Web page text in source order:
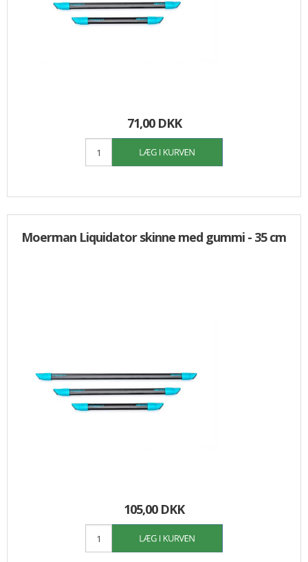
71,00 DKK
Moerman Liquidator skinne med gummi - 35 cm
105,00 DKK